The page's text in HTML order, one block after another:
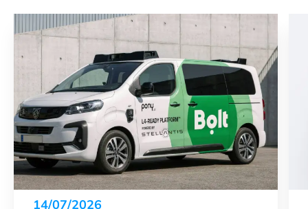
14/07/2026